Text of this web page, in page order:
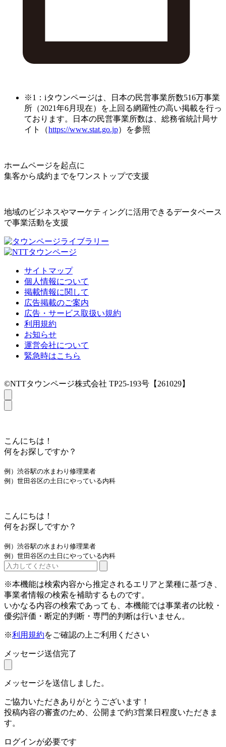
※1：iタウンページは、日本の民営事業所数516万事業
所（2021年6月現在）を上回る網羅性の高い掲載を行っ
ております。日本の民営事業所数は、総務省統計局サ
イト（https://www.stat.go.jp）を参照
ホームページを起点に
集客から成約までをワンストップで支援
地域のビジネスやマーケティングに活用できるデータベース
で事業活動を支援
サイトマップ
個人情報について
掲載情報に関して
広告掲載のご案内
広告・サービス取扱い規約
利用規約
お知らせ
運営会社について
緊急時はこちら
©NTTタウンページ株式会社 TP25-193号【261029】
こんにちは！
何をお探しですか？
例）渋谷駅の水まわり修理業者
例）世田谷区の土日にやっている内科
こんにちは！
何をお探しですか？
例）渋谷駅の水まわり修理業者
例）世田谷区の土日にやっている内科
※本機能は検索内容から推定されるエリアと業種に基づき、
事業者情報の検索を補助するものです。
いかなる内容の検索であっても、本機能では事業者の比較・
優劣評価・断定的判断・専門的判断は行いません。
※利用規約をご確認の上ご利用ください
メッセージ送信完了
メッセージを送信しました。
ご協力いただきありがとうございます！
投稿内容の審査のため、公開まで約3営業日程度いただきま
す。
ログインが必要です